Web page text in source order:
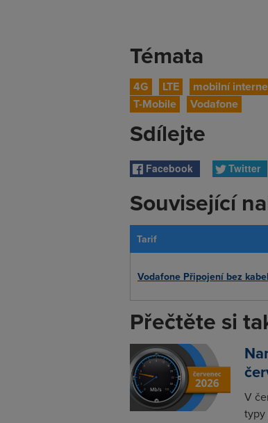
Témata
4G LTE mobilní
T-Mobile
Vodafone
Sdílejte
Facebook Twitter
Související
Tarif
Vodafone Připojení bez
Přečtěte si
V
typy